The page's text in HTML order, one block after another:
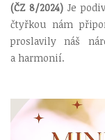
(ČZ 8/2024) Je
čtyřkou nám
proslavily náš
a harmonií.